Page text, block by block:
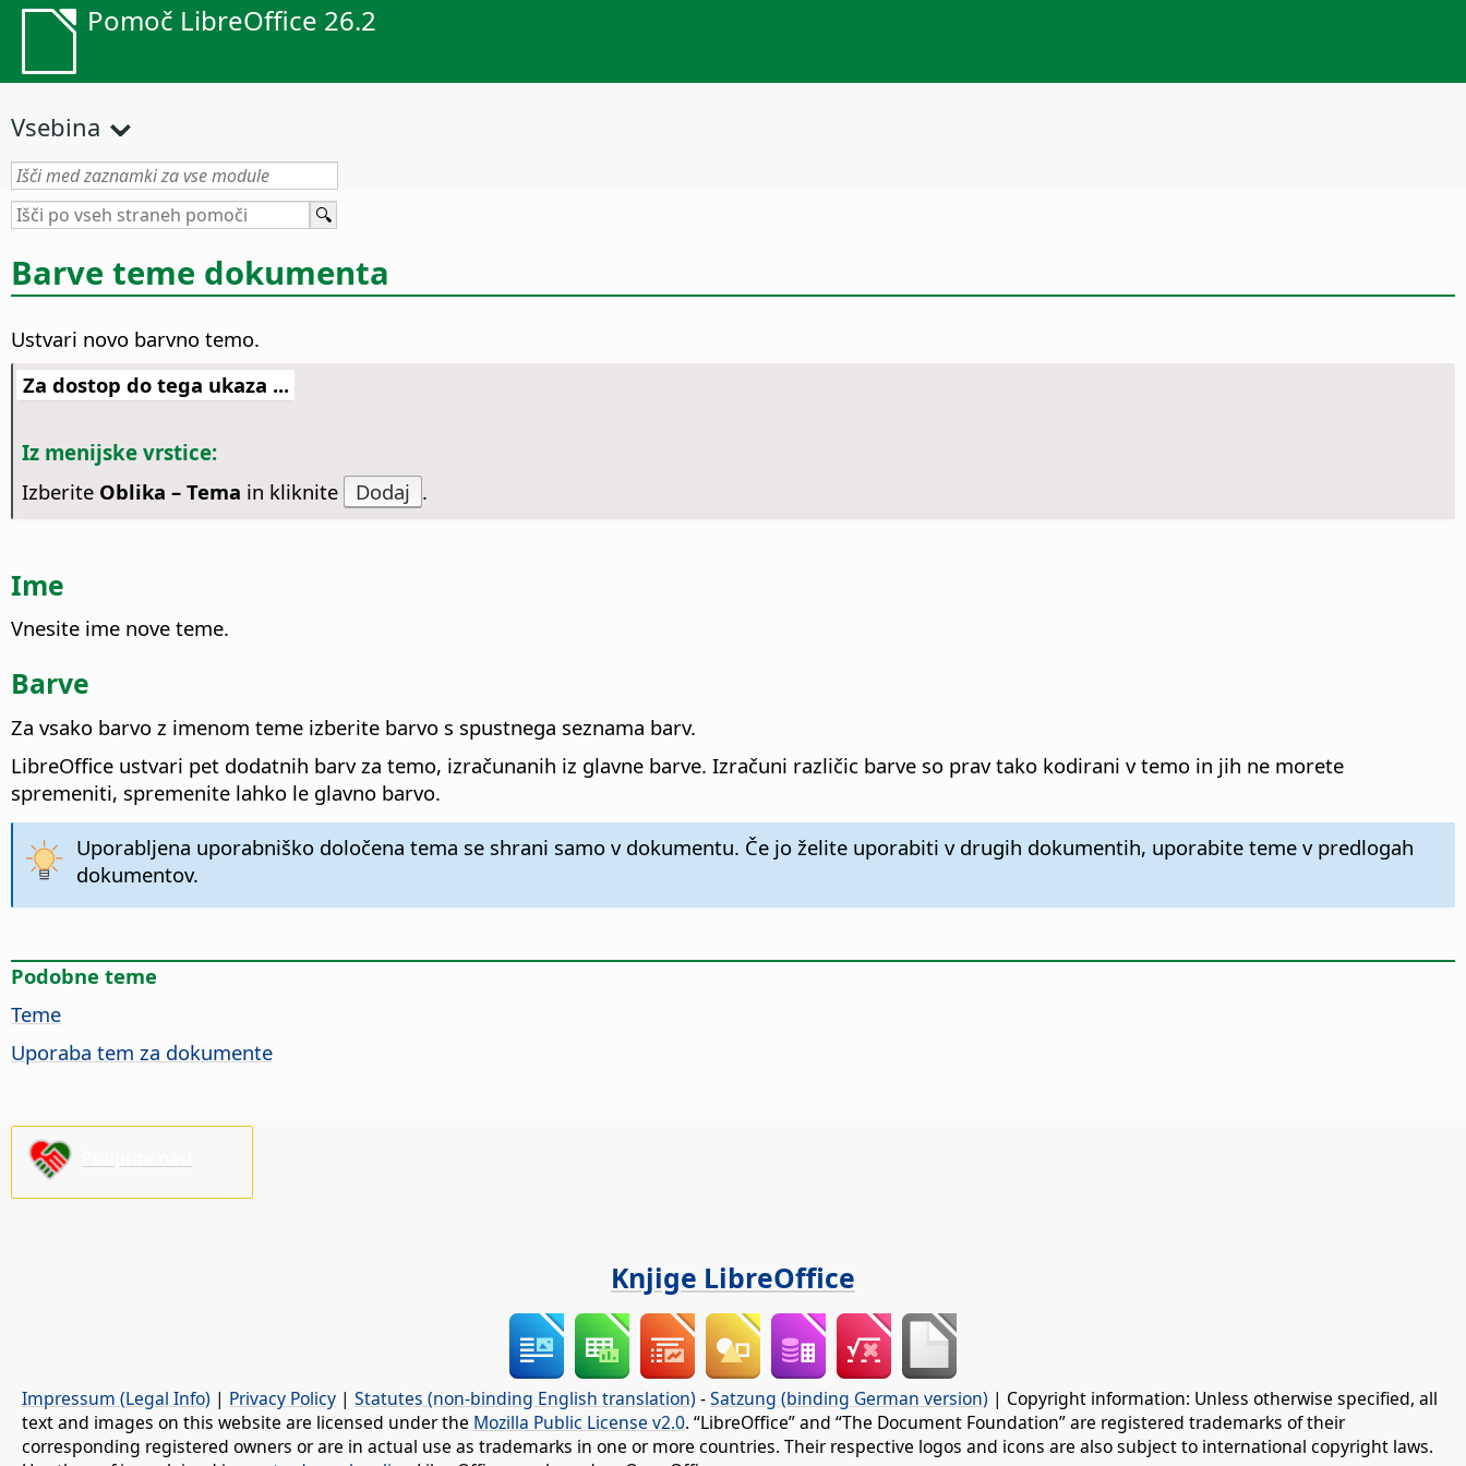
Pomoč LibreOffice 26.2
Vsebina
Barve teme dokumenta
Ustvari novo barvno temo.
Za dostop do tega ukaza ...
Iz menijske vrstice:
Izberite Oblika – Tema in kliknite Dodaj .
Ime
Vnesite ime nove teme.
Barve
Za vsako barvo z imenom teme izberite barvo s spustnega seznama barv.
LibreOffice ustvari pet dodatnih barv za temo, izračunanih iz glavne barve. Izračuni različic barve so prav tako kodirani v temo in jih ne morete
spremeniti, spremenite lahko le glavno barvo.
Uporabljena uporabniško določena tema se shrani samo v dokumentu. Če jo želite uporabiti v drugih dokumentih, uporabite teme v predlogah
dokumentov.
Podobne teme
Teme
Uporaba tem za dokumente
Knjige LibreOffice
Impressum (Legal Info) | Privacy Policy | Statutes (non-binding English translation) -Satzung (binding German version) | Copyright information: Unless otherwise specified, all
text and images on this website are licensed under the Mozilla Public License v2.0. “LibreOffice” and “The Document Foundation” are registered trademarks of their
corresponding registered owners or are in actual use as trademarks in one or more countries. Their respective logos and icons are also subject to international copyright laws.